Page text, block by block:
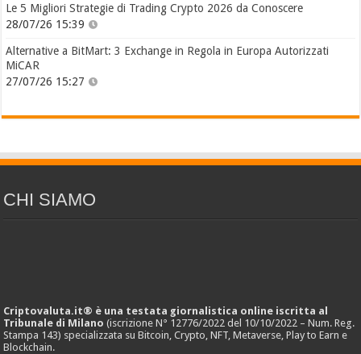
Le 5 Migliori Strategie di Trading Crypto 2026 da Conoscere
28/07/26 15:39
Alternative a BitMart: 3 Exchange in Regola in Europa Autorizzati
MiCAR
27/07/26 15:27
CHI SIAMO
Criptovaluta.it® è una testata giornalistica online iscritta al
Tribunale di Milano (iscrizione N° 12776/2022 del 10/10/2022 – Num. Reg.
Stampa 143) specializzata su Bitcoin, Crypto, NFT, Metaverse, Play to Earn e
Blockchain.